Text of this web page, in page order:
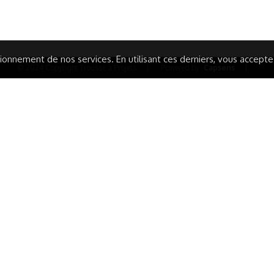
de nos services. En utilisant ces derniers, vous